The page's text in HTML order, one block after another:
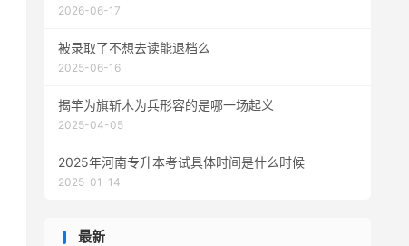
2026-06-17
被录取了不想去读能退档么
2025-06-16
揭竿为旗斩木为兵形容的是哪一场起义
2025-04-05
2025年河南专升本考试具体时间是什么时候
2025-01-14
最新